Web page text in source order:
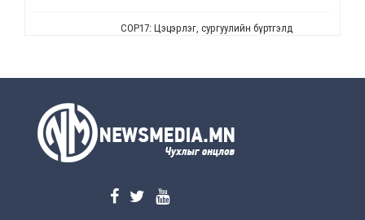
СОР17: Цэцэрлэг, сургуулийн бүртгэлд
2026-08-5
2026-08-5